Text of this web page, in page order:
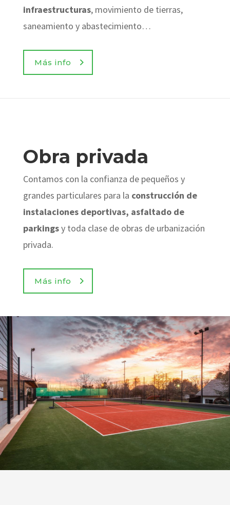
infraestructuras, movimiento de tierras,
saneamiento y abastecimiento…
Más info
Obra privada
Contamos con la confianza de pequeños y
grandes particulares para la construcción de
instalaciones deportivas, asfaltado de
parkingsy toda clase de obras de urbanización
privada.
Más info